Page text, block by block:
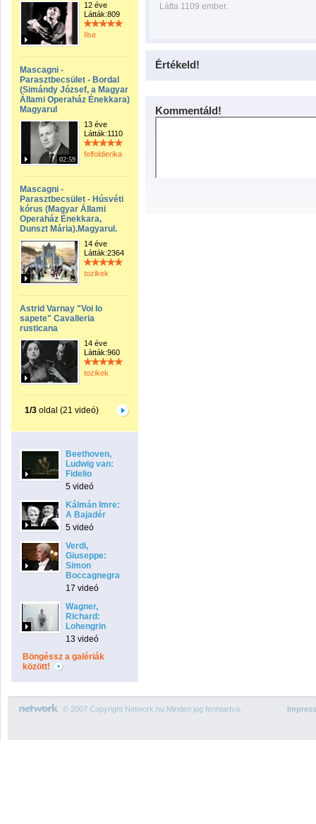
12 éve
Látták:809
Ilse
Mascagni -
Parasztbecsület - Bordal
(Simándy József, a Magyar
Állami Operaház Énekkara)
Magyarul
02:59
13 éve
Látták:1110
felfoldierika
Mascagni -
Parasztbecsület - Húsvéti
kórus (Magyar Állami
Operaház Énekkara,
Dunszt Mária).Magyarul.
14 éve
Látták:2364
tozikek
Astrid Varnay "Voi lo
sapete" Cavalleria
rusticana
14 éve
Látták:960
tozikek
1/3oldal (21 videó)
Beethoven,
Ludwig van:
Fidelio
5 videó
Kálmán Imre:
A Bajadér
5 videó
Verdi,
Giuseppe:
Simon
Boccagnegra
17 videó
Wagner,
Richard:
Lohengrin
13 videó
Böngéssz a galériák
között!
Látta 1109 ember.
Értékeld!
Kommentáld!
© 2007 Copyright Network.hu Minden jog fenntartva.